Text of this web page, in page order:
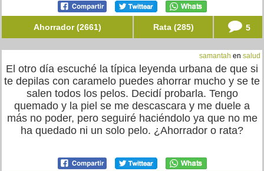
Ahorrador (2661) Rata (285) 5
samantah en salud
El otro día escuché la típica leyenda urbana de que si
te depilas con caramelo puedes ahorrar mucho y se te
salen todos los pelos. Decidí probarla. Tengo
quemado y la piel se me descascara y me duele a
más no poder, pero seguiré haciéndolo ya que no me
ha quedado ni un solo pelo. ¿Ahorrador o rata?